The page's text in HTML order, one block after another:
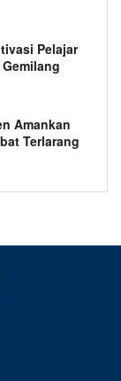
Pelajar
Amankan
Terlarang